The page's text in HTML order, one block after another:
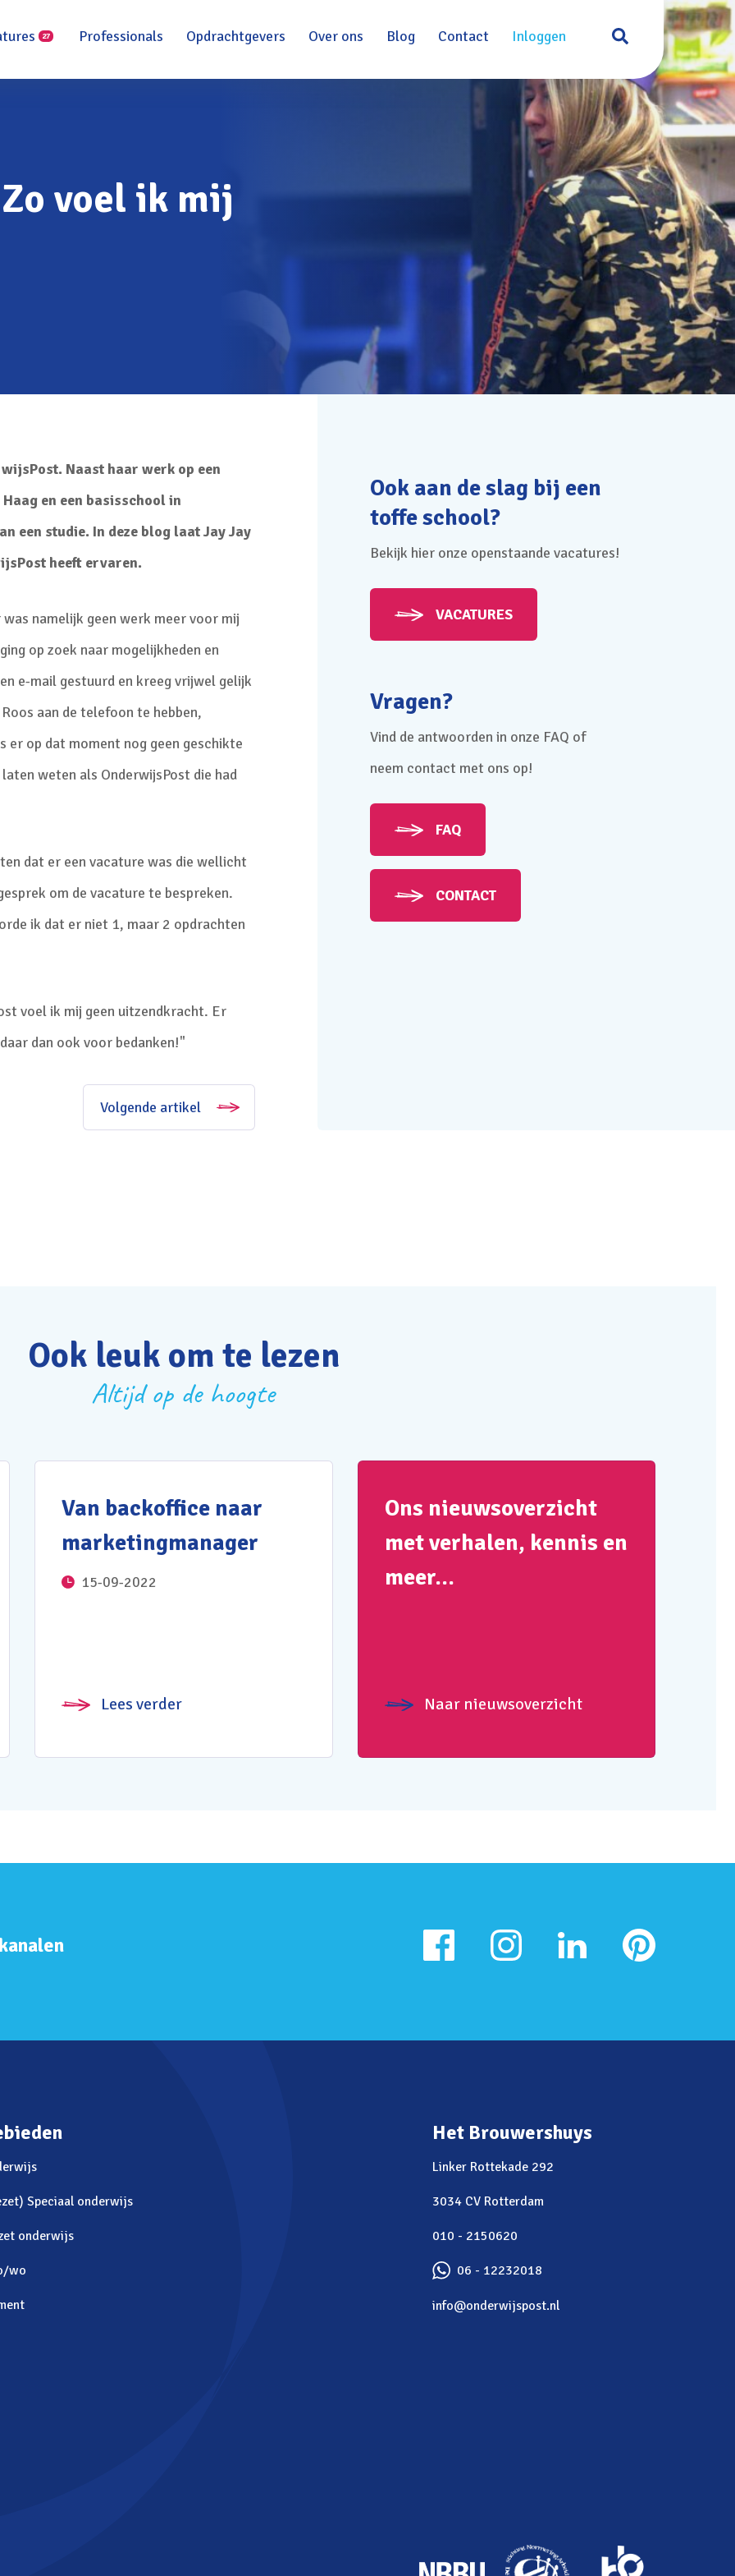
27 Professionals Opdrachtgevers Over ons Blog Contact Inloggen
voel ik mij
Naast haar werk op een
en een basisschool in
een studie. In deze blog laat Jay Jay
heeft ervaren.
namelijk geen werk meer voor mij
op zoek naar mogelijkheden en
e-mail gestuurd en kreeg vrijwel gelijk
aan de telefoon te hebben,
er op dat moment nog geen geschikte
weten als OnderwijsPost die had
dat er een vacature was die wellicht
om de vacature te bespreken.
ik dat er niet 1, maar 2 opdrachten
voel ik mij geen uitzendkracht. Er
dan ook voor bedanken!"
Volgende artikel
Ook aan de slag bij een
toffe school?
Bekijk hier onze openstaande vacatures!
VACATURES
Vragen?
Vind de antwoorden in onze FAQ of
neem contact met ons op!
FAQ
CONTACT
Ook leuk om te lezen
Altijd op de hoogte
Van backoffice naar
marketingmanager
15-09-2022
Lees verder
Ons nieuwsoverzicht
met verhalen, kennis en
meer…
Naar nieuwsoverzicht
Speciaal onderwijs
onderwijs
wo
Het Brouwershuys
Linker Rottekade 292
3034 CV Rotterdam
010 - 2150620
06 - 12232018
info@onderwijspost.nl